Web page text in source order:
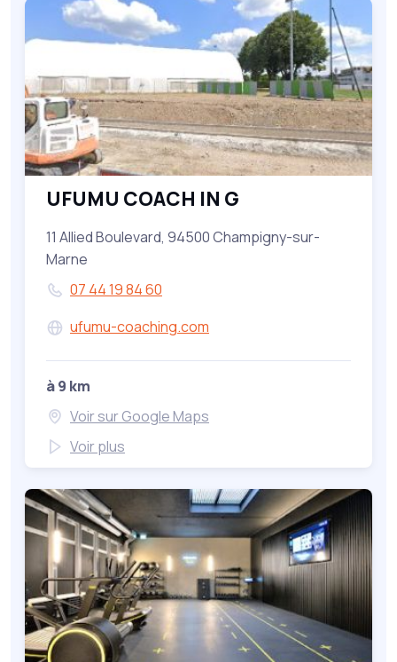
UFUMU COACH IN G
11 Allied Boulevard, 94500 Champigny-sur-
Marne
07 44 19 84 60
ufumu-coaching.com
à 9 km
Voir sur Google Maps
Voir plus